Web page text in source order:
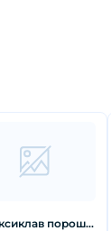
Амоксиклав порошок для приготовления раствора для внутривенного введения 1200 мг 5 шт